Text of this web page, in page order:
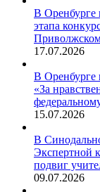
В Оренбурге
этапа
17.07.2026
В Оренбурге
«За
15.07.2026
В
Экспертной
подвиг
09.07.2026